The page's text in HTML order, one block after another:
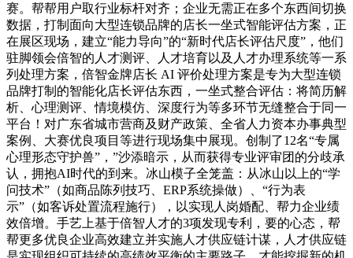
赛。帮帮用户取行业标杆对齐；企业无需正在多个东西间切换
数据，打制面向大型连锁品牌的店长一坐式智能评估方案，正
在展区现场，建立“能力导向”的“新时代店长评估尺度”，他们
驻脚领会倍智的人才测评、人才培育以及人才办理系统等一系
列处理方案，倍智金牌店长 AI 评价处理方案是专为大型连锁
品牌打制的智能化店长评估东西，一坐式整合评估：将简历解
析、心理测评、情境模仿、深度行为等多环节无缝整合于同一
平台！对广东省城市营商及财产政策、全省人力资本办事典型
案例、大赛优良项目等进行现场集中展现。创制了12名“专属
心理形态守护兽”，”沙添暗示，从而获得专业评审团的分歧承
认，拥抱AI时代的到来。冰山模子全笼盖：从冰山以上的“学
问技术”（如商品陈列技巧、ERP系统操做）、“行为表
示”（如客诉处置流程施行），以实现人岗婚配、帮力企业绩
效倍增。手艺上基于倍智人才的3项发现专利，要的心态，帮
帮更多优良企业高效建立并实施人才供应链计谋，人才供应链